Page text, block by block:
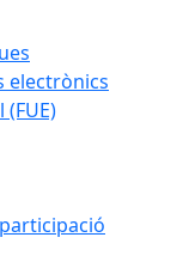
electrònics